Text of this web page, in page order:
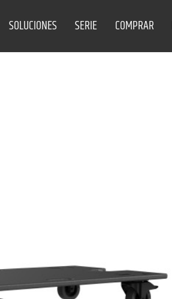
SOLUCIONES SERIE COMPRAR